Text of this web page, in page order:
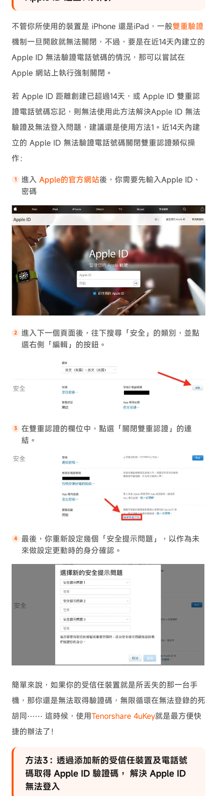
不管你所使用的裝置是 iPhone 還是iPad，一般雙重驗證
機制一旦開啟就無法關閉，不過，要是在近14天內建立的
Apple ID 無法驗證電話號碼的情況，那可以嘗試在
Apple 網站上執行強制關閉。
若 Apple ID 距離創建已超過14天，或 Apple ID 雙重認
證電話號碼忘記，則無法使用此方法解決Apple ID 無法
驗證及無法登入問題，建議還是使用方法1 。近14天內建
立的 Apple ID 無法驗證電話號碼關閉雙重認證類似操
作：
進入 Apple的官方網站後，你需要先輸入Apple ID、
密碼
進入下一個頁面後，往下搜尋「安全」的類別，並點
選右側「編輯」的按鈕。
在雙重認證的欄位中，點選「關閉雙重認證」的連
結。
最後，你重新設定幾個「安全提示問題」，以作為未
來做設定更動時的身分確認。
簡單來說，如果你的受信任裝置就是所丟失的那一台手
機，那你還是無法取得驗證碼，無限循環在無法登錄的死
胡同⋯⋯ 這時候，使用Tenorshare 4uKey就是最方便快
捷的辦法了！
方法3：透過添加新的受信任裝置及電話號
碼取得 Apple ID 驗證碼， 解決 Apple ID
無法登入